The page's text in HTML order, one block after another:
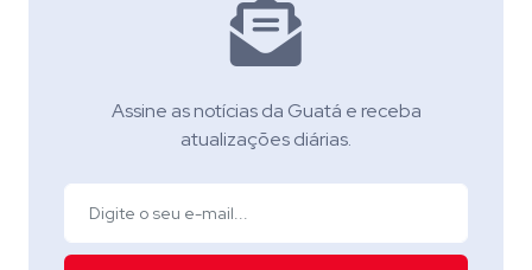
Assine as notícias da Guatá e receba
atualizações diárias.